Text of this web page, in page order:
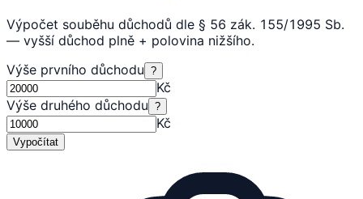
Výpočet souběhu důchodů dle § 56 zák. 155/1995 Sb.
— vyšší důchod plně + polovina nižšího.
Výše prvního důchodu ?
Kč
Výše druhého důchodu ?
Kč
Vypočítat